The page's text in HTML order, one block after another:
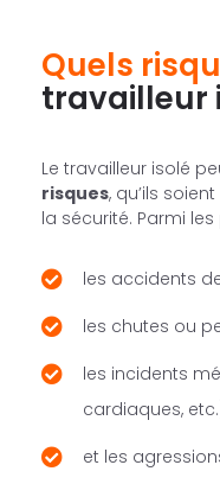
Quels
travailleur
Le travailleur isolé
risques, qu’ils
la sécurité. Parmi
les accidents
les chutes ou
les incidents
cardiaques,
et les